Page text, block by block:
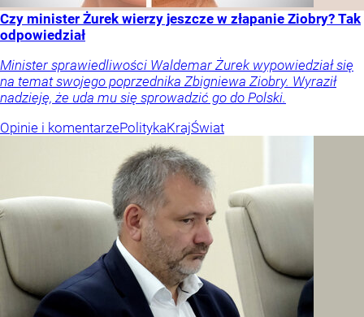
Czy minister Żurek wierzy jeszcze w złapanie Ziobry? Tak
odpowiedział
Minister sprawiedliwości Waldemar Żurek wypowiedział się
na temat swojego poprzednika Zbigniewa Ziobry. Wyraził
nadzieję, że uda mu się sprowadzić go do Polski.
Opinie i komentarzePolitykaKrajŚwiat